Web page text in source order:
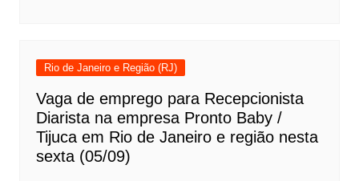
Rio de Janeiro e Região (RJ)
Vaga de emprego para Recepcionista
Diarista na empresa Pronto Baby /
Tijuca em Rio de Janeiro e região nesta
sexta (05/09)